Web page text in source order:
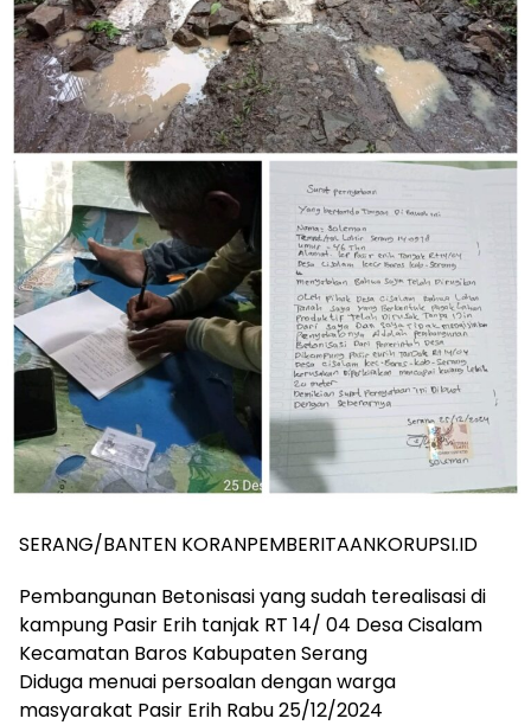
SERANG/BANTEN KORANPEMBERITAANKORUPSI.ID
Pembangunan Betonisasi yang sudah terealisasi di
kampung Pasir Erih tanjak RT 14/ 04 Desa Cisalam
Kecamatan Baros Kabupaten Serang
Diduga menuai persoalan dengan warga
masyarakat Pasir Erih Rabu 25/12/2024